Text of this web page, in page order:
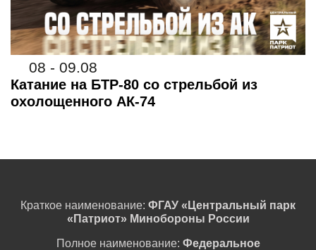
08 - 09.08
Катание на БТР-80 со стрельбой из
охолощенного АК-74
Краткое наименование: ФГАУ «Центральный парк
«Патриот» Минобороны России
Полное наименование: Федеральное